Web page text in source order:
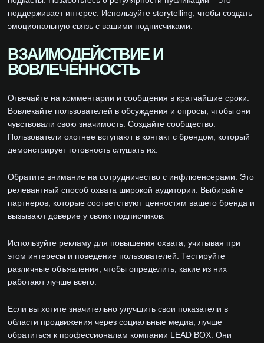
поддерживает интерес. Используйте storytelling, чтобы создать
эмоциональную связь с вашими подписчиками.
ВЗАИМОДЕЙСТВИЕ И
ВОВЛЕЧЕННОСТЬ
Отвечайте на комментарии и сообщения в кратчайшие сроки.
Вовлекайте пользователей в обсуждения и опросы, чтобы они
чувствовали свою значимость. Создайте сообщество.
Пользователи охотнее вступают в контакт с брендом, который
демонстрирует готовность слушать их.
Обратите внимание на сотрудничество с инфлюенсерами. Это
релевантный способ охвата широкой аудитории. Выбирайте
партнеров, которые соответствуют ценностям вашего бренда и
вызывают доверие у своих подписчиков.
Используйте рекламу для повышения охвата, учитывая при
этом интересы и поведение пользователей. Тестируйте
различные объявления, чтобы определить, какие из них
работают лучше всего.
Если вы хотите значительно улучшить свои показатели в
области продвижения через социальные медиа, лучше
обратиться к профессионалам компании LEAD BOX. Они